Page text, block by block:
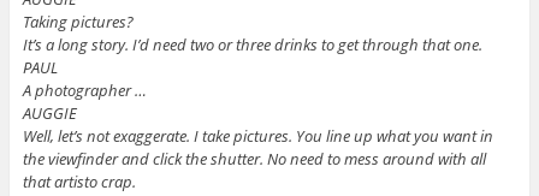
Taking pictures?
It’s a long story. I’d need two or three drinks to get through that one.
PAUL
A photographer …
AUGGIE
Well, let’s not exaggerate. I take pictures. You line up what you want in
the viewfinder and click the shutter. No need to mess around with all
that artisto crap.